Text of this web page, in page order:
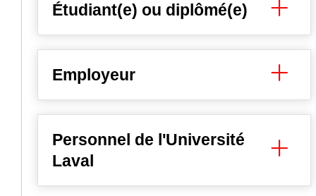
Étudiant(e) ou diplômé(e)
Employeur
Personnel de l'Université
Laval